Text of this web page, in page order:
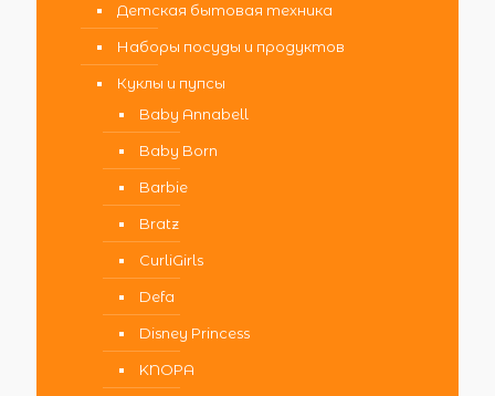
Детская бытовая техника
Наборы посуды и продуктов
Куклы и пупсы
Baby Annabell
Baby Born
Barbie
Bratz
CurliGirls
Defa
Disney Princess
KNOPA